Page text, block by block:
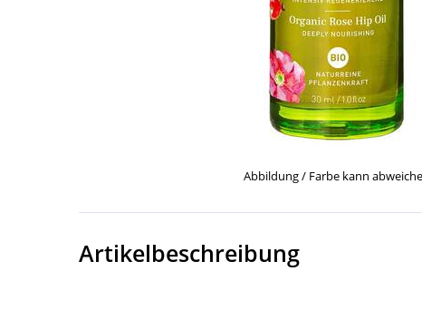
Abbildung / Farbe kann
Artikelbeschreibung